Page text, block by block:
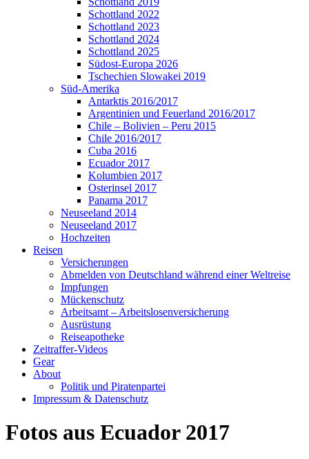
Schottland 2022
Schottland 2023
Schottland 2024
Schottland 2025
Südost-Europa 2026
Tschechien Slowakei 2019
Süd-Amerika
Antarktis 2016/2017
Argentinien und Feuerland 2016/2017
Chile – Bolivien – Peru 2015
Chile 2016/2017
Cuba 2016
Ecuador 2017
Kolumbien 2017
Osterinsel 2017
Panama 2017
Neuseeland 2014
Neuseeland 2017
Hochzeiten
Reisen
Versicherungen
Abmelden von Deutschland während einer Weltreise
Impfungen
Mückenschutz
Arbeitsamt – Arbeitslosenversicherung
Ausrüstung
Reiseapotheke
Zeitraffer-Videos
Gear
About
Politik und Piratenpartei
Impressum & Datenschutz
Fotos aus Ecuador 2017